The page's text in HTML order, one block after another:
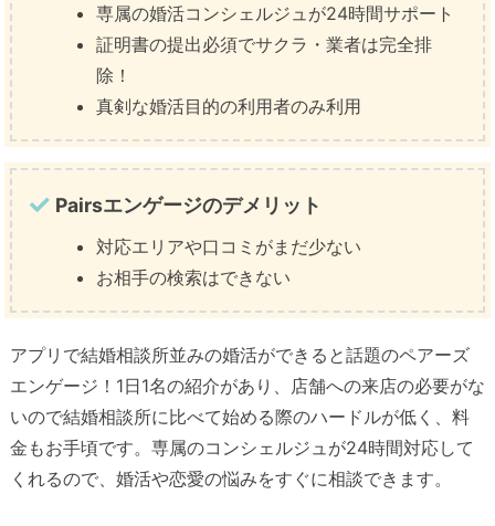
専属の婚活コンシェルジュが24時間サポート
証明書の提出必須でサクラ・業者は完全排
除！
真剣な婚活目的の利用者のみ利用
Pairsエンゲージのデメリット
対応エリアや口コミがまだ少ない
お相手の検索はできない
アプリで結婚相談所並みの婚活ができると話題のペアーズ
エンゲージ！1日1名の紹介があり、店舗への来店の必要がな
いので結婚相談所に比べて始める際のハードルが低く、料
金もお手頃です。専属のコンシェルジュが24時間対応して
くれるので、婚活や恋愛の悩みをすぐに相談できます。